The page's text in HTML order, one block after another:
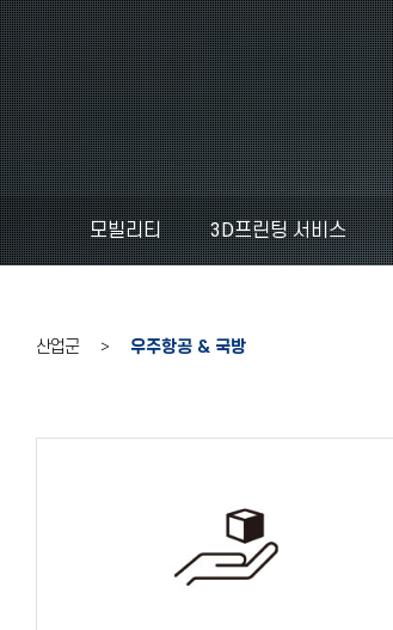
모빌리티 3D프린팅 서비스
산업군 > 우주항공 & 국방